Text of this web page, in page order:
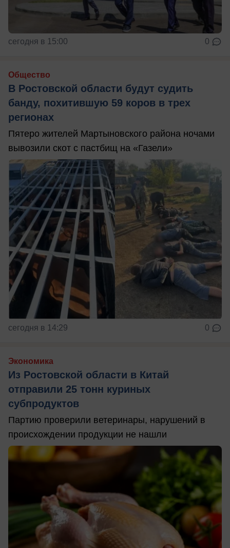
сегодня в 15:00 0
Общество
В Ростовской области будут судить
банду, похитившую 59 коров в трех
регионах
Пятеро жителей Мартыновского района ночами
вывозили скот с пастбищ на «Газели»
сегодня в 14:29 0
Экономика
Из Ростовской области в Китай
отправили 25 тонн куриных
субпродуктов
Партию проверили ветеринары, нарушений в
происхождении продукции не нашли